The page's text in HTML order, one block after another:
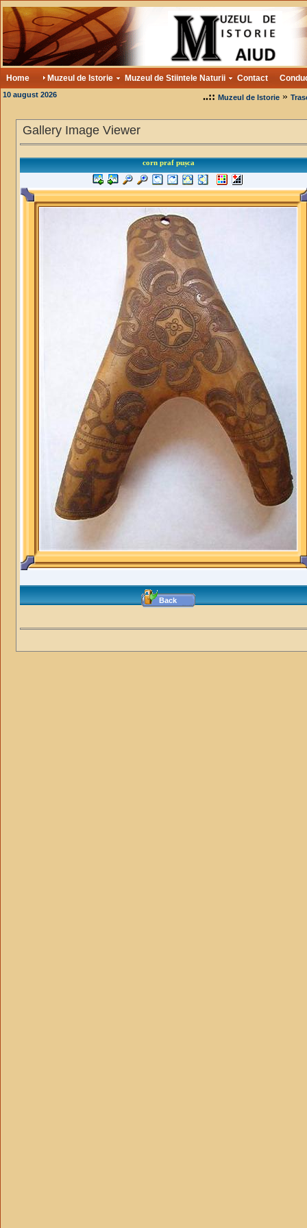
Home Muzeul de Istorie Muzeul de Stiintele Naturii Contact
10 august 2026 ..:: Muzeul de Istorie»
Gallery Image Viewer
corn praf pușca